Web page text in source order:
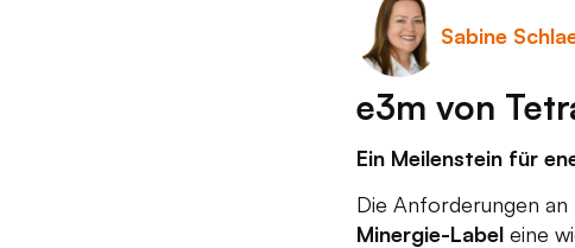
Sabine
e3m von
Ein Meilenstein für
Die Anforderungen
Minergie-Label eine